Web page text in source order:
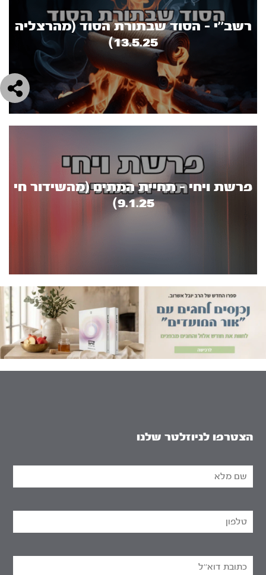
רשב''י - הסוד שבתורת הסוד (מהרצליה
13.5.25)
פרשת ויחי - תחיית המתים (מהשידור חי
9.1.25)
הצטרפו לניוזלטר שלנו